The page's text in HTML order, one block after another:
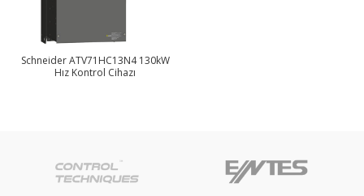
Schneider ATV71HC13N4 130kW
Hız Kontrol Cihazı